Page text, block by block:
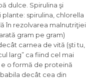
dulce. Spirulina şi
plante: spirulina, chlorella
în rezolvarea malnutriţiei
gram pe gram)
carnea de vită (şti tu,
larg” ca fiind cel mai
o formă de proteină
decât cea din